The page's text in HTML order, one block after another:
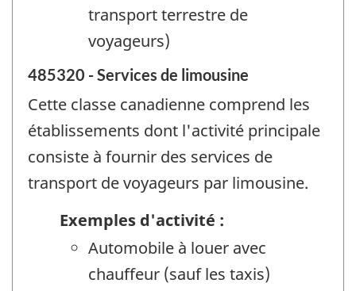
transport terrestre de
voyageurs)
485320 - Services de limousine
Cette classe canadienne comprend les
établissements dont l'activité principale
consiste à fournir des services de
transport de voyageurs par limousine.
Exemples d'activité :
Automobile à louer avec
chauffeur (sauf les taxis)